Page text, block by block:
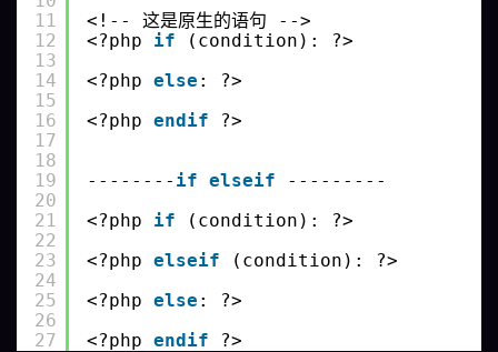
11
12
13
14
15
16
17
18
19
20
21
22
23
24
25
26
27
<!-- 这是原生的语句 -->
<?php if
(condition): ?>
<?php else : ?>
<?php endif ?>
-------- if elseif
---------
<?php if
(condition): ?>
<?php elseif
(condition): ?>
<?php else : ?>
<?php endif ?>